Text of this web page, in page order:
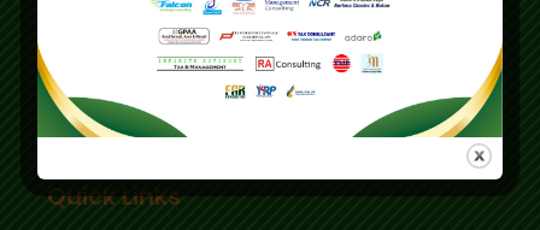
Education Center
Graha Mas Fatmawati Blok B4-5 Cipete Utara,
Kec. Keb. Baru Jl. Fatmawati Raya
Jakarta Selatan 12410
Quick Links